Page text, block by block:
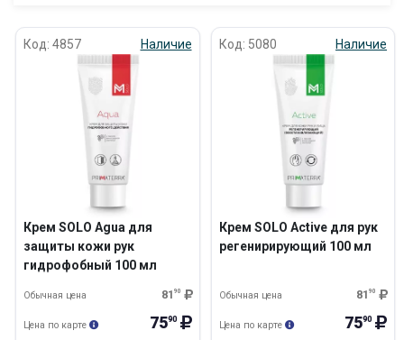
Код: 4857 Наличие
Крем SOLO Agua для
защиты кожи рук
гидрофобный 100 мл
81 90
Обычная цена
7590
Цена по карте
Код: 5080 Наличие
Крем SOLO Aсtive для рук
регенирирующий 100 мл
81 90
Обычная цена
7590
Цена по карте